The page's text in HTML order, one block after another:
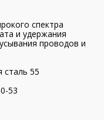
спектра
и удержания
проводов и
55
53